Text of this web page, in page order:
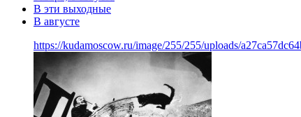
В эти выходные
В августе
https://kudamoscow.ru/image/255/255/uploads/